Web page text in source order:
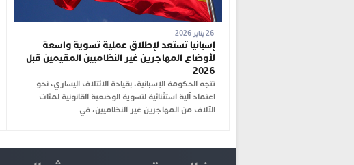
إسبانيا تستعد لإطلاق عملية تسوية واسعة
لأوضاع المهاجرين غير النظاميين المقيمين قبل
2026
تتجه الحكومة الإسبانية، بقيادة الائتلاف اليساري، نحو
اعتماد آلية استثنائية لتسوية الوضعية القانونية لمئات
الآلاف من المهاجرين غير النظاميين، في